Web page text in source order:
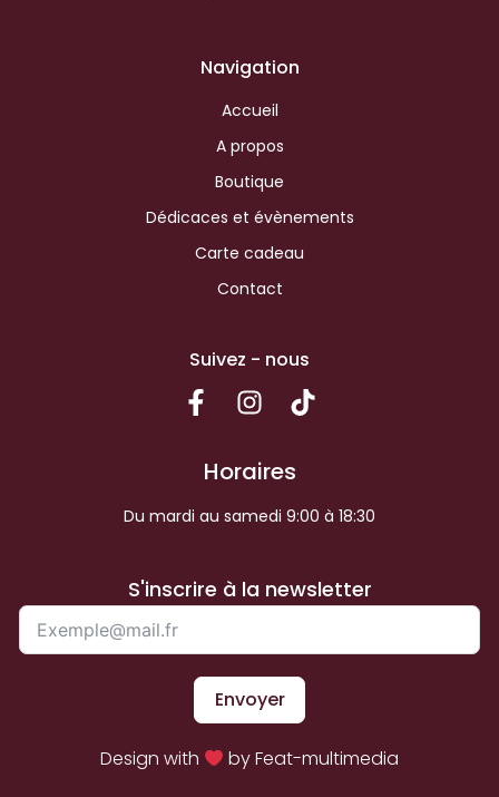
Navigation
Accueil
A propos
Boutique
Dédicaces et évènements
Carte cadeau
Contact
Suivez - nous
Horaires
Du mardi au samedi 9:00 à 18:30
S'inscrire à la newsletter
Envoyer
Design with by Feat-multimedia